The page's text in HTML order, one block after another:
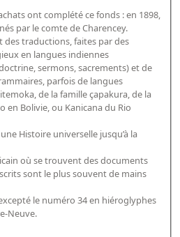
du XXe siècle
la BnF numérisés dans Gallica
de France
nationale du XIVe siècle à nos jours
de départements
nationale de France
ont complété ce fonds : en 1898,
par le comte de Charencey.
traductions, faites par des
en langues indiennes
sermons, sacrements) et de
parfois de langues
de la famille çapakura, de la
en Bolivie, ou Kanicana du Rio
Histoire universelle jusqu’à la
où se trouvent des documents
sont le plus souvent de mains
le numéro 34 en hiéroglyphes
Neuve.